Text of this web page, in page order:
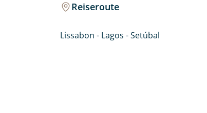
hinauf in die idyllische Bergwelt von
Reiseroute
Lissabon - Lagos - Setúbal